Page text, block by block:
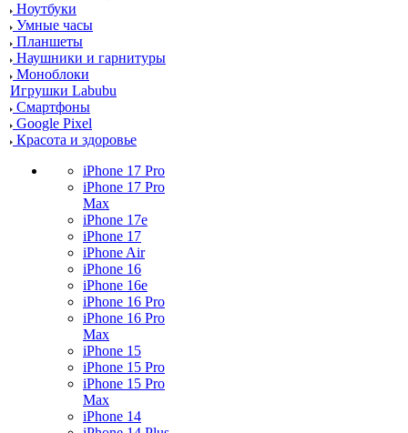
Ноутбуки
Умные часы
Планшеты
Наушники и гарнитуры
Моноблоки
Игрушки Labubu
Смартфоны
Google Pixel
Красота и здоровье
iPhone 17 Pro
iPhone 17 Pro
Max
iPhone 17e
iPhone 17
iPhone Air
iPhone 16
iPhone 16e
iPhone 16 Pro
iPhone 16 Pro
Max
iPhone 15
iPhone 15 Pro
iPhone 15 Pro
Max
iPhone 14